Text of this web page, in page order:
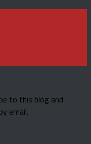
to this blog and
email.